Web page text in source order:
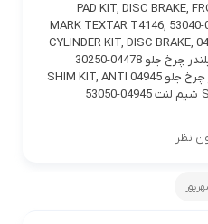
04465 PAD KIT, DISC
TEXTAR T4146 1 لنت جلو 04465-53040 MARK TEXTAR T4146,
PHILIPPINE SPEC 1 لنت جلو 04479 CYLINDER KIT, DISC BRAKE,
FRONT 04478-22040 1 لوازم سیلندر چرخ جلو 04478-30250
PHILIPPINE SPEC 1 لوازم سیلندر چرخ جلو 04945 SHIM KIT, ANTI
SQUEAL, FRONT 04945-22152 1 شیم لنت 04945-53050
نظر